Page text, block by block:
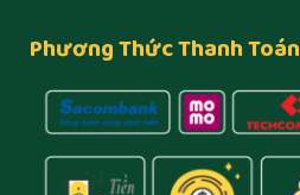
Phương Thức Thanh Toán